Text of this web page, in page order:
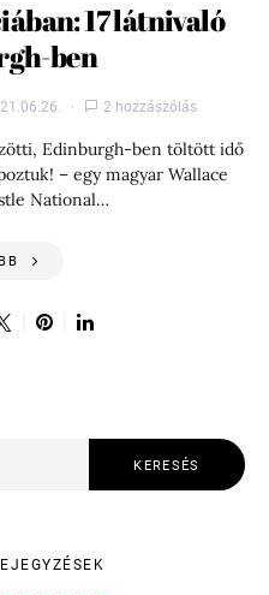
17 látnivaló
ben
2 hozzászólás
Edinburgh-ben töltött idő
– egy magyar Wallace
National…
KERESÉS